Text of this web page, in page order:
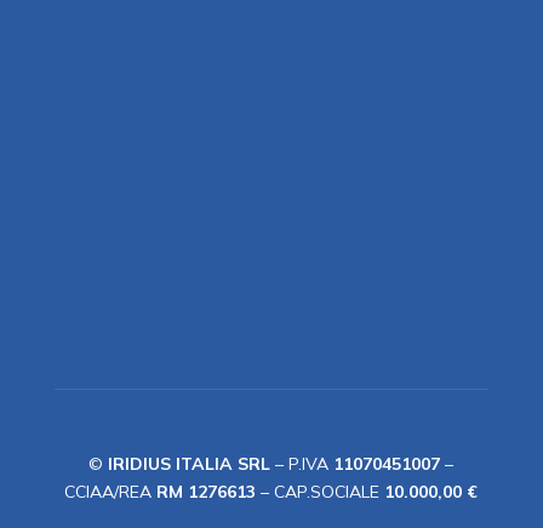
© IRIDIUS ITALIA SRL– P.IVA 11070451007–
CCIAA/REA RM 1276613– CAP.SOCIALE 10.000,00 €